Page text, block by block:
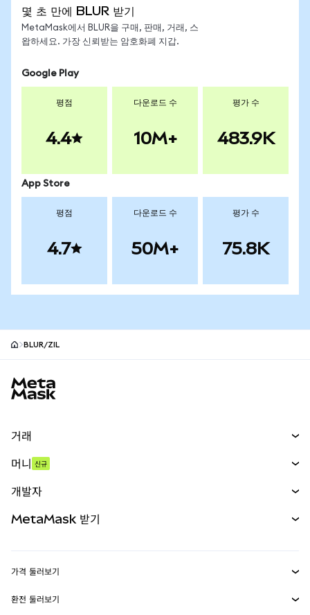
몇 초 만에 BLUR 받기
MetaMask에서 BLUR을 구매, 판매, 거래, 스
왑하세요. 가장 신뢰받는 암호화폐 지갑.
Google Play
평점
4.4
다운로드 수
10M+
평가 수
483.9K
App Store
평점
4.7
다운로드 수
50M+
평가 수
75.8K
BLUR/ZIL
거래
무기한 선물
실물자산
머니 신규
개발자
MetaMask Connect
MetaMask 받기
가격 둘러보기
이더리움 가격
환전 둘러보기